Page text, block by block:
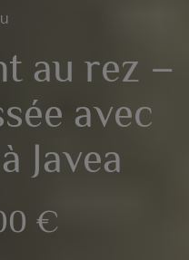
au rez –
avec
Javea
€